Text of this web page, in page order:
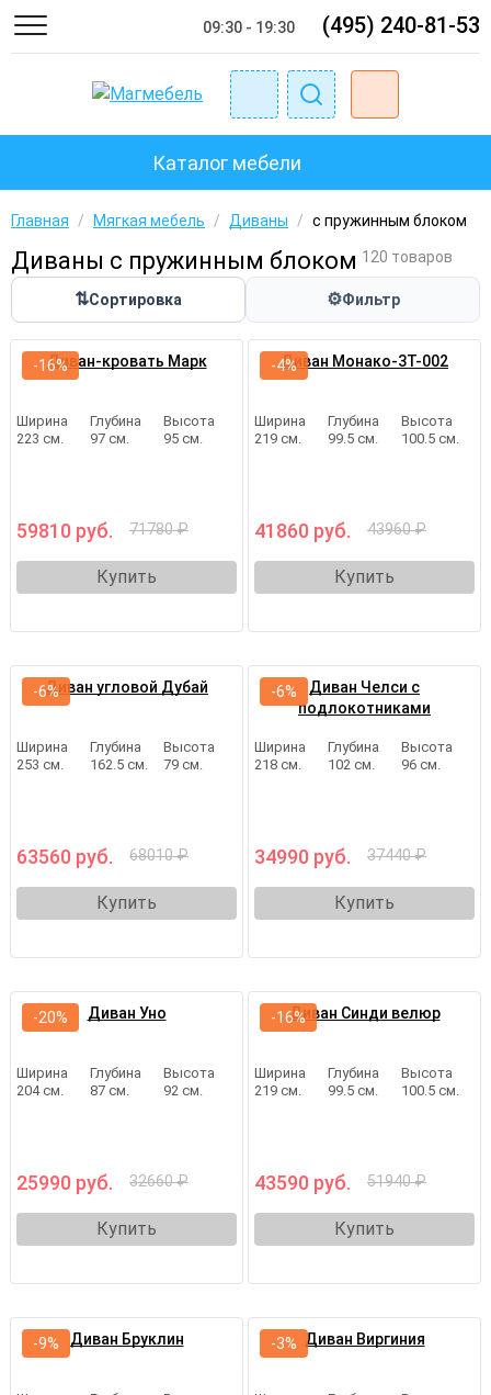
09:30 - 19:30 (495) 240-81-53
Каталог мебели
Главная / Мягкая мебель / Диваны / с пружинным блоком
Диваны с пружинным блоком 120 товаров
⇅Сортировка ⚙Фильтр
Диван-кровать Марк
Ширина
223 см.
Глубина
97 см.
Высота
95 см.
59810 руб. 71780 ₽
Купить
-16% Диван Монако-3Т-002
Ширина
219 см.
Глубина
99.5 см.
Высота
100.5 см.
41860 руб. 43960 ₽
Купить
-4%
Диван угловой Дубай
Ширина
253 см.
Глубина
162.5 см.
Высота
79 см.
63560 руб. 68010 ₽
Купить
-6%
Диван Челси с
подлокотниками
Ширина
218 см.
Глубина
102 см.
Высота
96 см.
34990 руб. 37440 ₽
Купить
-6%
Диван Уно
Ширина
204 см.
Глубина
87 см.
Высота
92 см.
25990 руб. 32660 ₽
Купить
-20% Диван Синди велюр
Ширина
219 см.
Глубина
99.5 см.
Высота
100.5 см.
43590 руб. 51940 ₽
Купить
-16%
Диван Бруклин
-9% Диван Виргиния
-3%